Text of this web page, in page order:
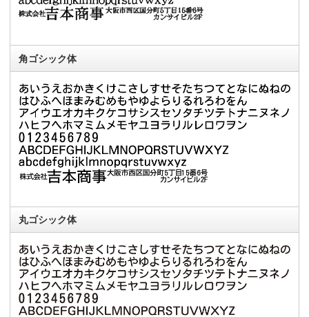
角ゴシック体
丸ゴシック体